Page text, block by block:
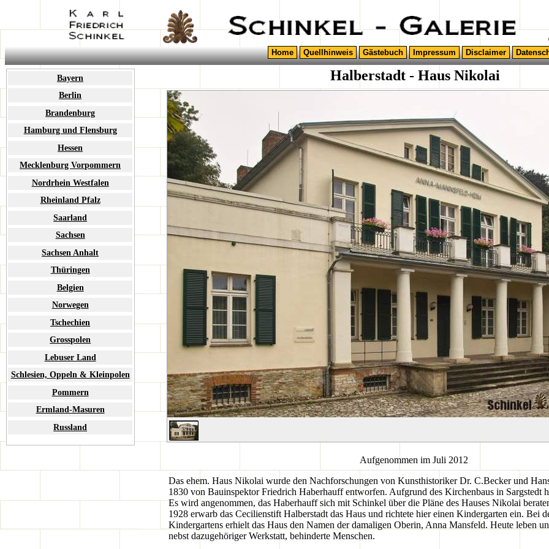
Aufgenommen im Juli 2012
Das ehem. Haus Nikolai wurde den Nachforschungen von Kunsthistoriker Dr. C.Becker und
1830 von Bauinspektor Friedrich Haberhauff entworfen. Aufgrund des Kirchenbaus in Sargstedt
Es wird angenommen, das Haberhauff sich mit Schinkel über die Pläne des Hauses Nikolai
1928 erwarb das Cecilienstift Halberstadt das Haus und richtete hier einen Kindergarten ein. Bei
Kindergartens erhielt das Haus den Namen der damaligen Oberin, Anna Mansfeld. Heute leben
nebst dazugehöriger Werkstatt, behinderte Menschen.
Home Quellhinweis Gästebuch Impressum Disclaimer
Halberstadt - Haus Nikolai
Bayern
Berlin
Brandenburg
Hamburg und Flensburg
Hessen
Mecklenburg Vorpommern
Nordrhein Westfalen
Rheinland Pfalz
Saarland
Sachsen
Sachsen Anhalt
Thüringen
Belgien
Norwegen
Tschechien
Grosspolen
Lebuser Land
Schlesien, Oppeln & Kleinpolen
Pommern
Ermland-Masuren
Russland